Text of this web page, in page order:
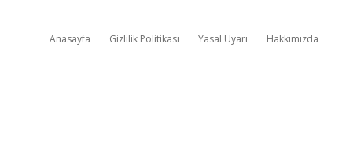
Anasayfa Gizlilik Politikası Yasal Uyarı Hakkımızda